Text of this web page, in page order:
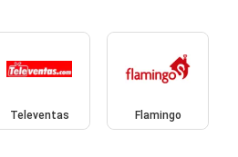
Televentas Flamingo